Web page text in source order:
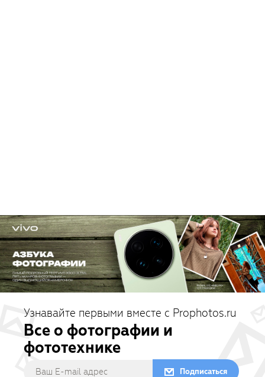
Узнавайте первыми вместе с Prophotos.ru
Все о фотографии и
фототехнике
Подписаться